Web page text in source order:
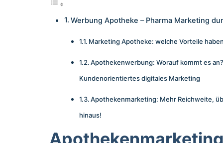
Werbung Apotheke – Pharma Marketing
Marketing Apotheke: welche Vorteile
Apothekenwerbung: Worauf kommt es
Kundenorientiertes digitales Marketing
Apothekenmarketing: Mehr Reichweite,
hinaus!